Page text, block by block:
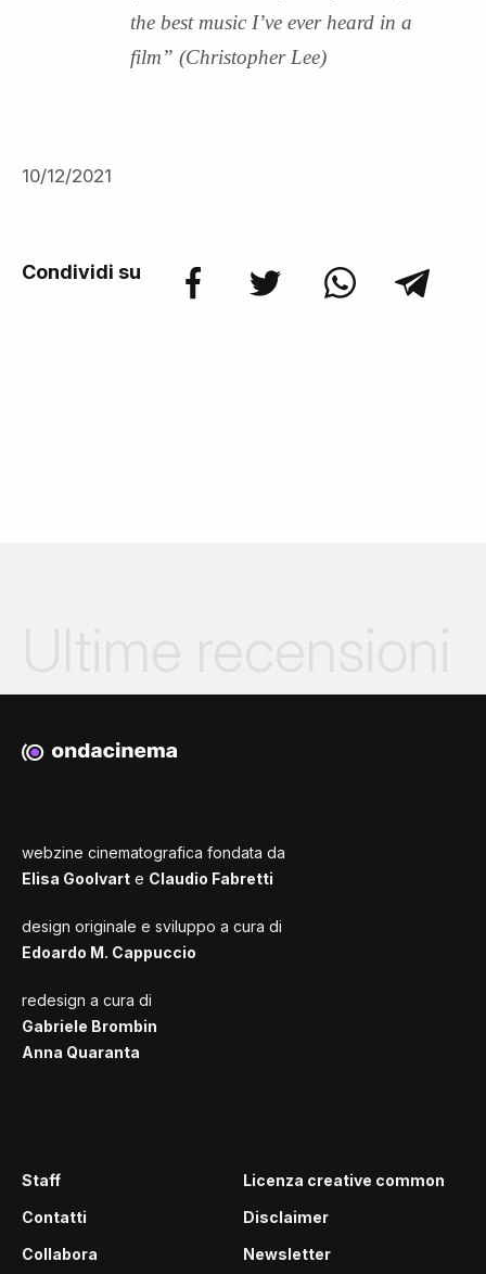
the best music I’ve ever heard in a
film” (Christopher Lee)
10/12/2021
Condividi su
webzine cinematografica fondata da
Elisa Goolvart e Claudio Fabretti
design originale e sviluppo a cura di
Edoardo M. Cappuccio
redesign a cura di
Gabriele Brombin
Anna Quaranta
Staff
Contatti
Collabora
Licenza creative common
Disclaimer
Newsletter